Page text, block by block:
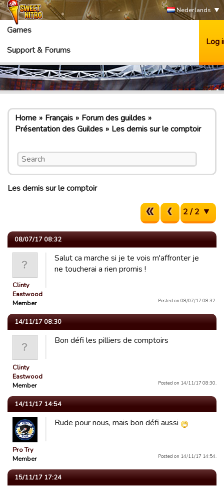
Nederlands
Games
Support & Forums
Log
Home Français
Forum des guildes
Présentation des Guildes
Les demis sur le comptoir
Les demis sur le comptoir
2 / 2
08/07/17 08:32
Clinty
Eastwood
Member
Salut ca marche si je te vois m'affronter je
ne toucherai a rien promis !
Posted on 08/07/17 08:32.
14/11/17 08:30
Clinty
Eastwood
Member
Bon défi les pilliers de comptoirs
Posted on 14/11/17 08:30.
14/11/17 14:54
Pro Try
Member
Rude pour nous, mais bon défi aussi
Posted on 14/11/17 14:54.
15/11/17 17:24